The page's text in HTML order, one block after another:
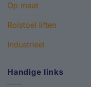
Op maat
Rolstoel liften
Industrieel
Handige links